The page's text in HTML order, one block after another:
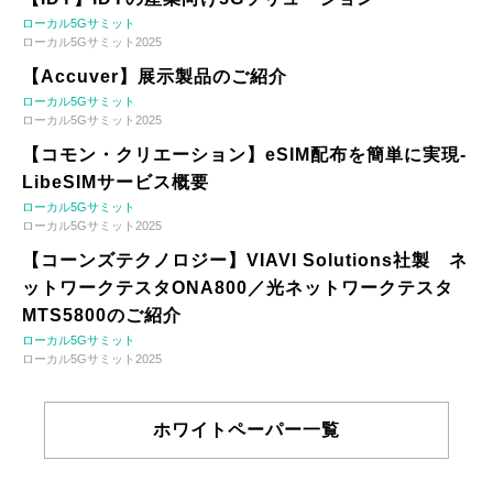
ローカル5Gサミット
ローカル5Gサミット2025
【Accuver】展示製品のご紹介
ローカル5Gサミット
ローカル5Gサミット2025
【コモン・クリエーション】eSIM配布を簡単に実現-
LibeSIMサービス概要
ローカル5Gサミット
ローカル5Gサミット2025
【コーンズテクノロジー】VIAVI Solutions社製 ネ
ットワークテスタONA800／光ネットワークテスタ
MTS5800のご紹介
ローカル5Gサミット
ローカル5Gサミット2025
ホワイトペーパー一覧